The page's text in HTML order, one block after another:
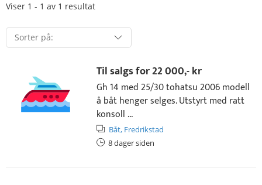
Viser 1 - 1 av 1 resultat
Til salgs for22 000,- kr
Gh 14 med 25/30 tohatsu 2006 modell
å båt henger selges. Utstyrt med ratt
konsoll ...
Båt, Fredrikstad
8 dager siden